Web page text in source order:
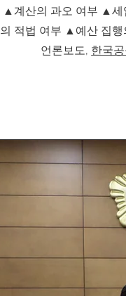
▲계산의 과오 여부 ▲세
의 적법 여부 ▲예산 집행
​언론보도, 한국